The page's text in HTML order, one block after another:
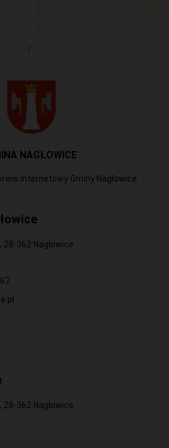
NAGŁOWICE
internetowy Gminy Nagłowice
28-362 Nagłowice
28-362 Nagłowice